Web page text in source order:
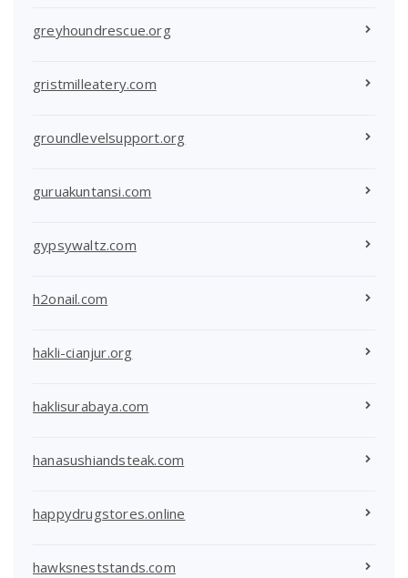
greyhoundrescue.org
gristmilleatery.com
groundlevelsupport.org
guruakuntansi.com
gypsywaltz.com
h2onail.com
hakli-cianjur.org
haklisurabaya.com
hanasushiandsteak.com
happydrugstores.online
hawksneststands.com